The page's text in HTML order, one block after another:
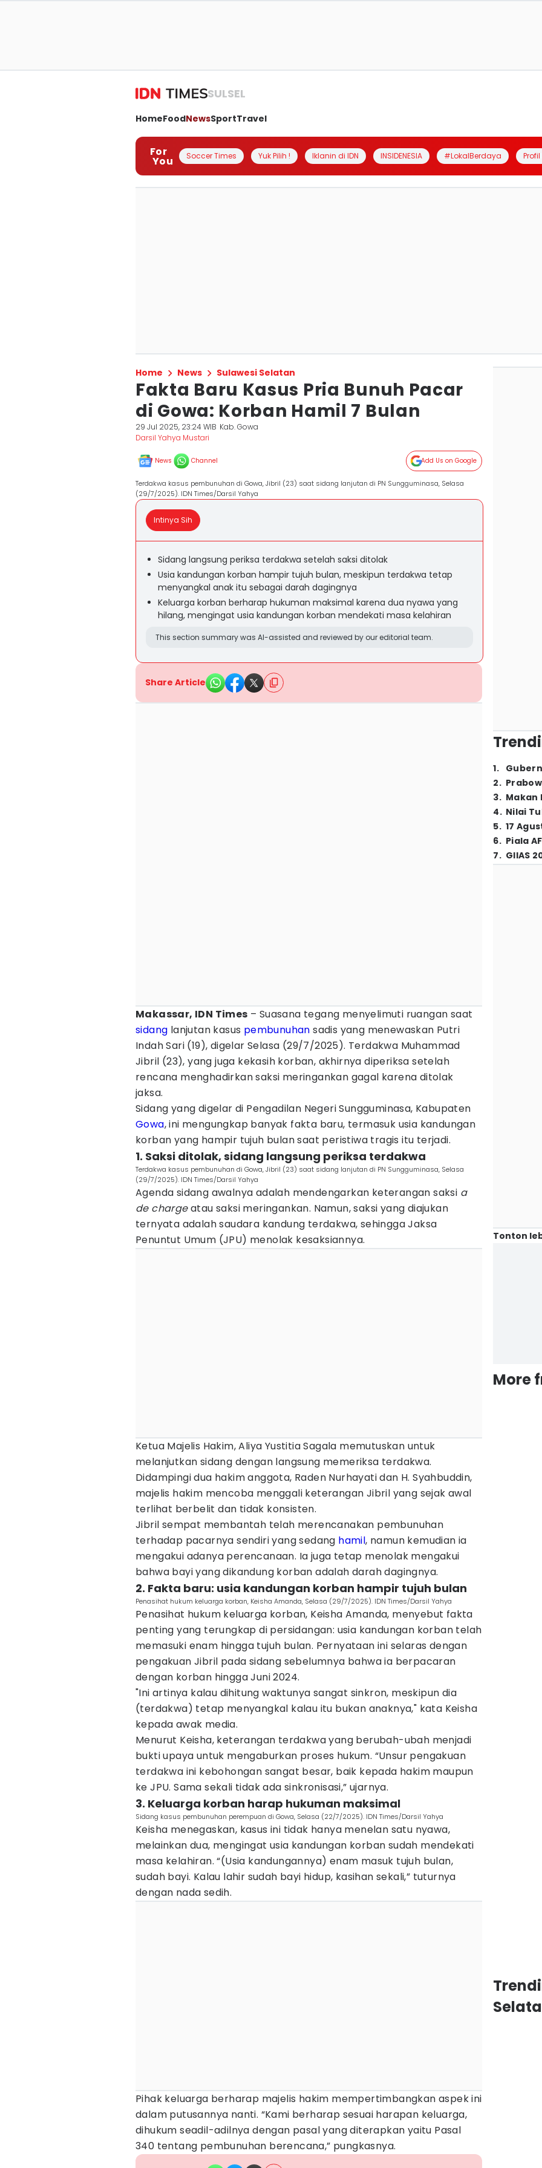
SULSEL
HomeFoodNewsSportTravel
For
You Soccer Times Yuk Pilih ! Iklanin di IDN INSIDENESIA #LokalBerdaya
Home News Sulawesi Selatan
Fakta Baru Kasus Pria Bunuh Pacar
di Gowa: Korban Hamil 7 Bulan
29 Jul 2025, 23:24 WIB Kab. Gowa
Darsil Yahya Mustari
News Channel Add Us on Google
Terdakwa kasus pembunuhan di Gowa, Jibril (23) saat sidang lanjutan di PN Sungguminasa, Selasa
(29/7/2025). IDN Times/Darsil Yahya
Intinya Sih
Sidang langsung periksa terdakwa setelah saksi ditolak
Usia kandungan korban hampir tujuh bulan, meskipun terdakwa tetap
menyangkal anak itu sebagai darah dagingnya
Keluarga korban berharap hukuman maksimal karena dua nyawa yang
hilang, mengingat usia kandungan korban mendekati masa kelahiran
This section summary was AI-assisted and reviewed by our editorial team.
Share Article
Makassar, IDN Times – Suasana tegang menyelimuti ruangan saat
sidang lanjutan kasus pembunuhan sadis yang menewaskan Putri
Indah Sari (19), digelar Selasa (29/7/2025). Terdakwa Muhammad
Jibril (23), yang juga kekasih korban, akhirnya diperiksa setelah
rencana menghadirkan saksi meringankan gagal karena ditolak
jaksa.
Sidang yang digelar di Pengadilan Negeri Sungguminasa, Kabupaten
Gowa, ini mengungkap banyak fakta baru, termasuk usia kandungan
korban yang hampir tujuh bulan saat peristiwa tragis itu terjadi.
1. Saksi ditolak, sidang langsung periksa terdakwa
Terdakwa kasus pembunuhan di Gowa, Jibril (23) saat sidang lanjutan di PN Sungguminasa, Selasa
(29/7/2025). IDN Times/Darsil Yahya
Agenda sidang awalnya adalah mendengarkan keterangan saksi a
de chargeatau saksi meringankan. Namun, saksi yang diajukan
ternyata adalah saudara kandung terdakwa, sehingga Jaksa
Penuntut Umum (JPU) menolak kesaksiannya.
Ketua Majelis Hakim, Aliya Yustitia Sagala memutuskan untuk
melanjutkan sidang dengan langsung memeriksa terdakwa.
Didampingi dua hakim anggota, Raden Nurhayati dan H. Syahbuddin,
majelis hakim mencoba menggali keterangan Jibril yang sejak awal
terlihat berbelit dan tidak konsisten.
Jibril sempat membantah telah merencanakan pembunuhan
terhadap pacarnya sendiri yang sedang hamil, namun kemudian ia
mengakui adanya perencanaan. Ia juga tetap menolak mengakui
bahwa bayi yang dikandung korban adalah darah dagingnya.
2. Fakta baru: usia kandungan korban hampir tujuh bulan
Penasihat hukum keluarga korban, Keisha Amanda, Selasa (29/7/2025). IDN Times/Darsil Yahya
Penasihat hukum keluarga korban, Keisha Amanda, menyebut fakta
penting yang terungkap di persidangan: usia kandungan korban telah
memasuki enam hingga tujuh bulan. Pernyataan ini selaras dengan
pengakuan Jibril pada sidang sebelumnya bahwa ia berpacaran
dengan korban hingga Juni 2024.
"Ini artinya kalau dihitung waktunya sangat sinkron, meskipun dia
(terdakwa) tetap menyangkal kalau itu bukan anaknya," kata Keisha
kepada awak media.
Menurut Keisha, keterangan terdakwa yang berubah-ubah menjadi
bukti upaya untuk mengaburkan proses hukum. “Unsur pengakuan
terdakwa ini kebohongan sangat besar, baik kepada hakim maupun
ke JPU. Sama sekali tidak ada sinkronisasi,” ujarnya.
3. Keluarga korban harap hukuman maksimal
Sidang kasus pembunuhan perempuan di Gowa, Selasa (22/7/2025). IDN Times/Darsil Yahya
Keisha menegaskan, kasus ini tidak hanya menelan satu nyawa,
melainkan dua, mengingat usia kandungan korban sudah mendekati
masa kelahiran. “(Usia kandungannya) enam masuk tujuh bulan,
sudah bayi. Kalau lahir sudah bayi hidup, kasihan sekali,” tuturnya
dengan nada sedih.
Pihak keluarga berharap majelis hakim mempertimbangkan aspek ini
dalam putusannya nanti. “Kami berharap sesuai harapan keluarga,
dihukum seadil-adilnya dengan pasal yang diterapkan yaitu Pasal
340 tentang pembunuhan berencana,” pungkasnya.
1.
2.
3. Makan
4. Nilai
5. 17
6. Piala
7. GIIAS
Tonton
More